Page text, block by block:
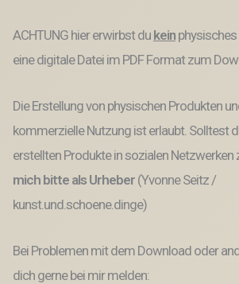
ACHTUNG hier erwirbst du kein
eine digitale Datei im PDF Format zum
Die Erstellung von physischen Produkten
kommerzielle Nutzung ist erlaubt. Solltest
erstellten Produkte in sozialen Netzwerken
mich bitte als Urheber (Yvonne Seitz /
kunst.und.schoene.dinge)
Bei Problemen mit dem Download oder
dich gerne bei mir melden: